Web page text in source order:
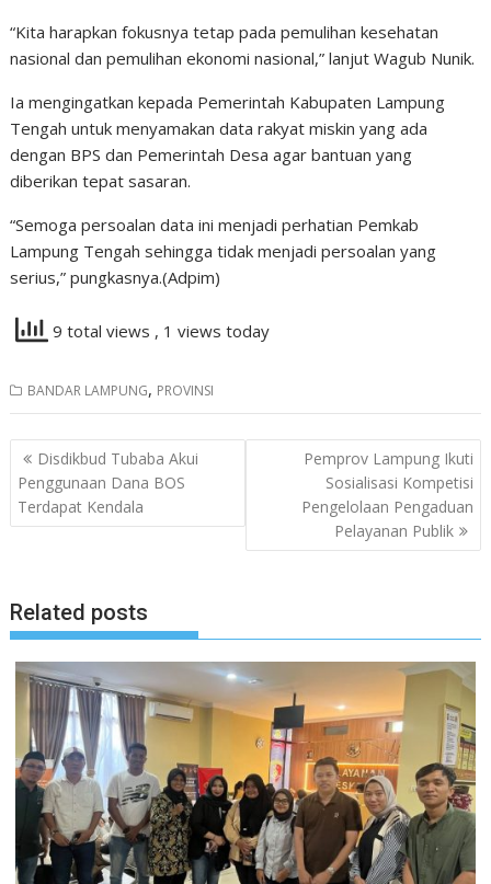
“Kita harapkan fokusnya tetap pada pemulihan kesehatan
nasional dan pemulihan ekonomi nasional,” lanjut Wagub Nunik.
Ia mengingatkan kepada Pemerintah Kabupaten Lampung
Tengah untuk menyamakan data rakyat miskin yang ada
dengan BPS dan Pemerintah Desa agar bantuan yang
diberikan tepat sasaran.
“Semoga persoalan data ini menjadi perhatian Pemkab
Lampung Tengah sehingga tidak menjadi persoalan yang
serius,” pungkasnya.(Adpim)
9 total views , 1 views today
BANDAR LAMPUNG, PROVINSI
Navigasi
pos
Disdikbud Tubaba Akui
Penggunaan Dana BOS
Terdapat Kendala
Pemprov Lampung Ikuti
Sosialisasi Kompetisi
Pengelolaan Pengaduan
Pelayanan Publik
Related posts